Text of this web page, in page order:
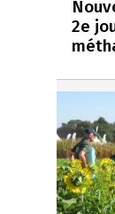
2e